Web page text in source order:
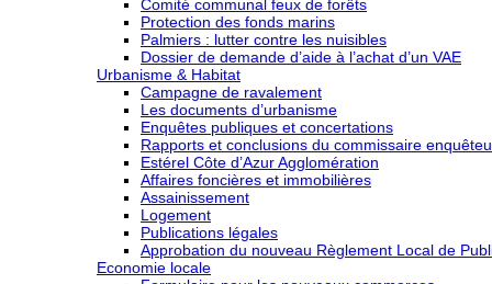
Comité communal feux de forêts
Protection des fonds marins
Palmiers : lutter contre les nuisibles
Dossier de demande d’aide à l’achat d’un VAE
Urbanisme & Habitat
Campagne de ravalement
Les documents d’urbanisme
Enquêtes publiques et concertations
Rapports et conclusions du commissaire
Estérel Côte d’Azur Agglomération
Affaires foncières et immobilières
Assainissement
Logement
Publications légales
Approbation du nouveau Règlement Local de
Economie locale